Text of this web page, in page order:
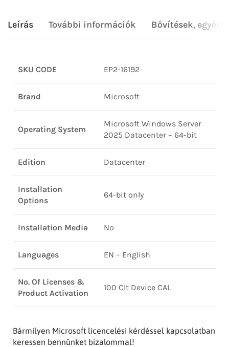
Leírás További információk Bővítések,
SKU CODE EP2-16192
Brand Microsoft
Operating System
Microsoft Windows Server
2025 Datacenter – 64-bit
Edition Datacenter
Installation
Options
64-bit only
Installation Media No
Languages EN – English
No. Of Licenses &
Product Activation
100 Clt Device CAL
Bármilyen Microsoft licencelési kérdéssel kapcsolatban
keressen bennünket bizalommal!